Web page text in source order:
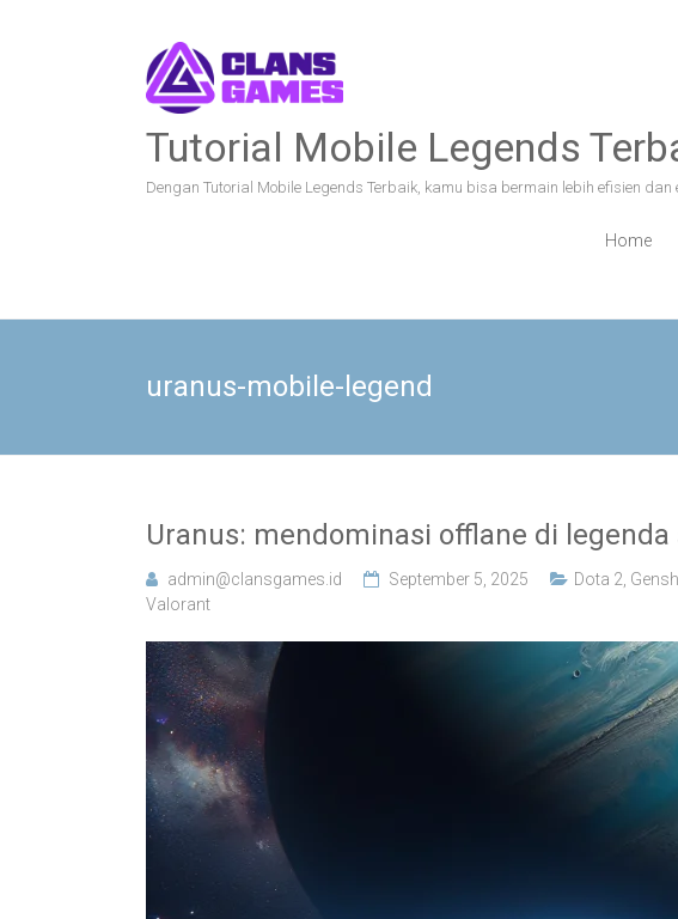
Tutorial Mobile Legends
Dengan Tutorial Mobile Legends Terbaik, kamu bisa bermain lebih efisien
Home
uranus-mobile-legend
Uranus: mendominasi offlane di legenda
admin@clansgames.id September 5, 2025 Dota 2
Valorant